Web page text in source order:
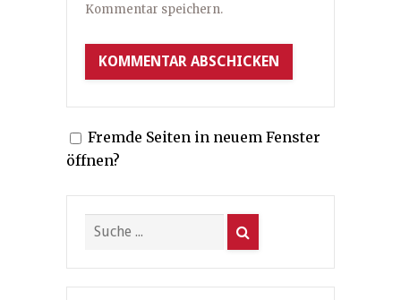
Kommentar speichern.
Fremde Seiten in neuem Fenster
öffnen?